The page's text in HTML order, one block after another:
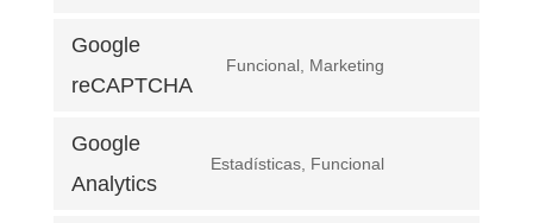
Google
reCAPTCHA
Funcional, Marketing
Google
Analytics
Estadísticas, Funcional